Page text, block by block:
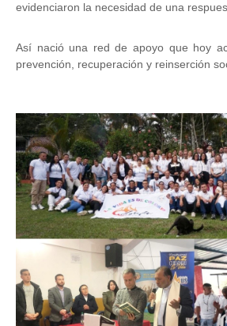
evidenciaron la necesidad de una
Así nació una red de apoyo que hoy
prevención, recuperación y reinserción
Image